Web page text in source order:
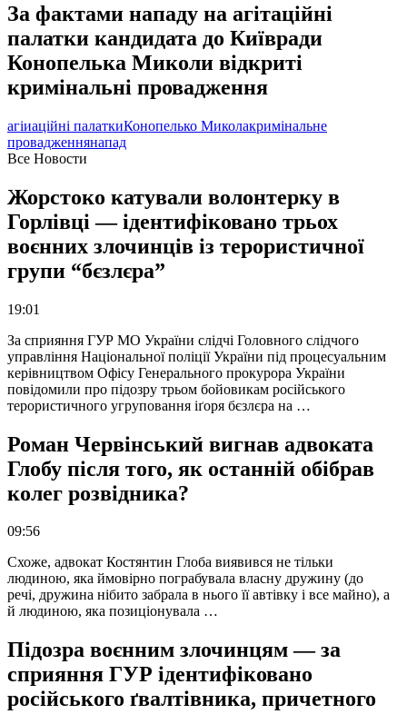
За фактами нападу на агітаційні
палатки кандидата до Київради
Конопелька Миколи відкриті
кримінальні провадження
агіиаційні палаткиКонопелько Миколакримінальне
провадженнянапад
Все Новости
Жорстоко катували волонтерку в
Горлівці — ідентифіковано трьох
воєнних злочинців із терористичної
групи “бєзлєра”
19:01
За сприяння ГУР МО України слідчі Головного слідчого
управління Національної поліції України під процесуальним
керівництвом Офісу Генерального прокурора України
повідомили про підозру трьом бойовикам російського
терористичного угруповання іґоря бєзлєра на …
Роман Червінський вигнав адвоката
Глобу після того, як останній обібрав
колег розвідника?
09:56
Схоже, адвокат Костянтин Глоба виявився не тільки
людиною, яка ймовірно пограбувала власну дружину (до
речі, дружина нібито забрала в нього її автівку і все майно), а
й людиною, яка позиціонувала …
Підозра воєнним злочинцям — за
сприяння ГУР ідентифіковано
російського ґвалтівника, причетного